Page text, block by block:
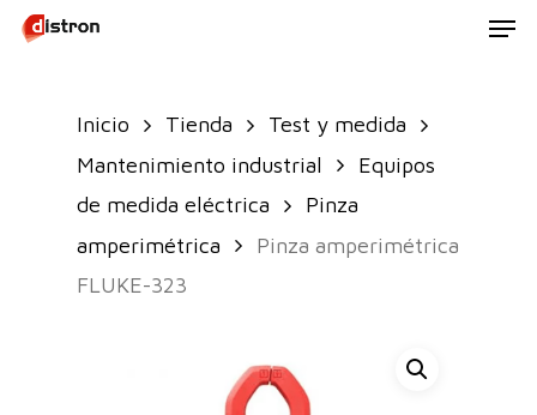
Skip
Inicio Tienda
Test y medida
Mantenimiento industrial
Equipos
de medida eléctrica
Pinza
amperimétrica
Pinza amperimétrica
FLUKE-323